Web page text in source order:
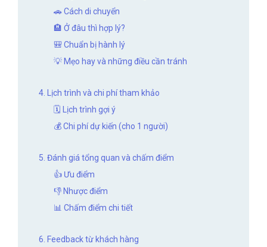
🚗 Cách di chuyển
🏨 Ở đâu thì hợp lý?
🎒 Chuẩn bị hành lý
💡 Mẹo hay và những điều cần tránh
4. Lịch trình và chi phí tham khảo
🗓️ Lịch trình gợi ý
💰 Chi phí dự kiến (cho 1 người)
5. Đánh giá tổng quan và chấm điểm
👍 Ưu điểm
👎 Nhược điểm
📊 Chấm điểm chi tiết
6. Feedback từ khách hàng